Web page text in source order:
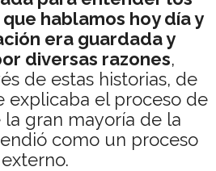
hablamos hoy día y
era guardada y
diversas razones,
de estas historias, de
explicaba el proceso de
gran mayoría de la
como un proceso
externo.